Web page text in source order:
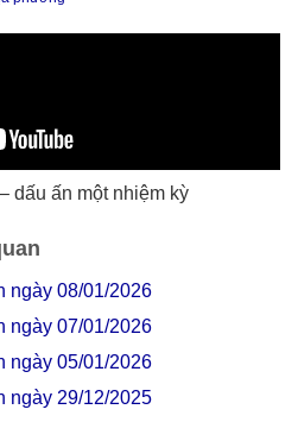
dấu ấn một nhiệm kỳ
ngày 08/01/2026
ngày 07/01/2026
ngày 05/01/2026
ngày 29/12/2025